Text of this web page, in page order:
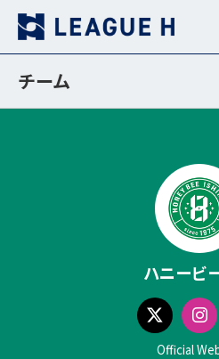
チーム
ハニービ
XOfficial